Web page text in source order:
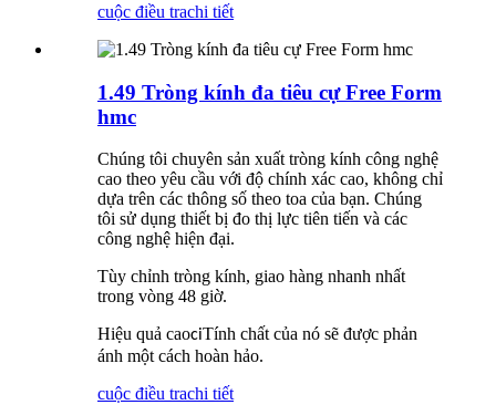
cuộc điều trachi tiết
1.49 Tròng kính đa tiêu cự Free Form
hmc
Chúng tôi chuyên sản xuất tròng kính công nghệ
cao theo yêu cầu với độ chính xác cao, không chỉ
dựa trên các thông số theo toa của bạn. Chúng
tôi sử dụng thiết bị đo thị lực tiên tiến và các
công nghệ hiện đại.
Tùy chỉnh tròng kính, giao hàng nhanh nhất
trong vòng 48 giờ.
Hiệu quả caociTính chất của nó sẽ được phản
ánh một cách hoàn hảo.
cuộc điều trachi tiết